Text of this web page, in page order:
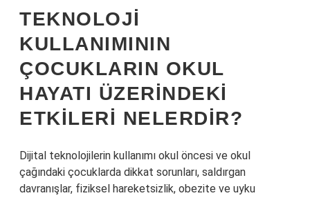
TEKNOLOJI
KULLANIMININ
ÇOCUKLARIN OKUL
HAYATI ÜZERINDEKI
ETKILERI NELERDIR?
Dijital teknolojilerin kullanımı okul öncesi ve okul
çağındaki çocuklarda dikkat sorunları, saldırgan
davranışlar, fiziksel hareketsizlik, obezite ve uyku